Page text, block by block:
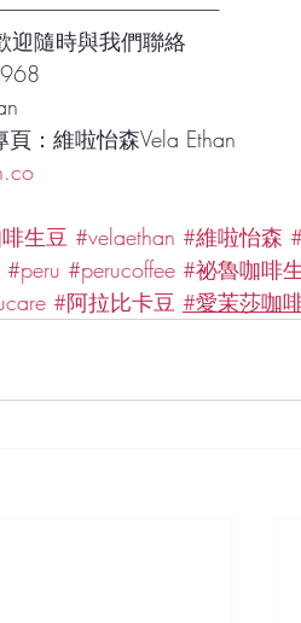
迎隨時與我們聯絡
：維啦怡森Vela Ethan
生豆 #velaethan #維啦怡森
#peru #perucoffee #祕魯咖啡
#阿拉比卡豆 #愛茉莎咖